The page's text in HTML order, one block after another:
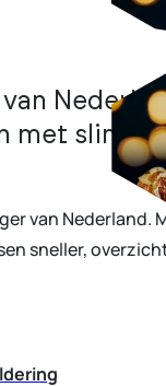
met
van Nederland.
sneller,